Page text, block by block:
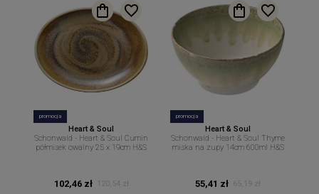
promocja
Heart & Soul
Schonwald - Heart & Soul Cumin
półmisek owalny 25 x 19cm H&S
102,46 zł
120,54 zł
promocja
Heart & Soul
Schonwald - Heart & Soul Thyme
miska na zupy 14cm 600ml H&S
55,41 zł 65,19 zł